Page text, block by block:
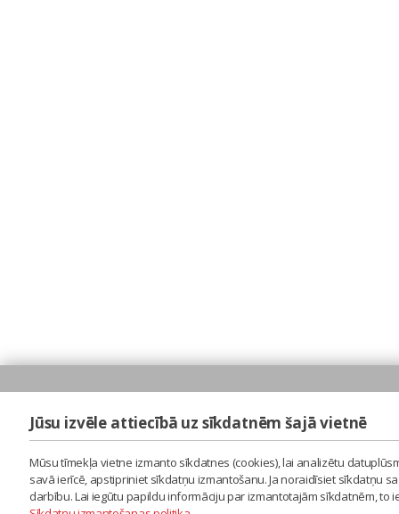
Jūsu izvēle attiecībā uz sīkdatnēm šajā vietnē
Mūsu tīmekļa vietne izmanto sīkdatnes (cookies), lai analizētu
savā ierīcē, apstipriniet sīkdatņu izmantošanu. Ja noraidīsiet sīkdatņu
darbību. Lai iegūtu papildu informāciju par izmantotajām sīkdatnēm,